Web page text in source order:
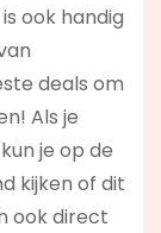
ook handig
deals om
Als je
je op de
kijken of dit
ook direct